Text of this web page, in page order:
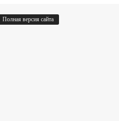
Полная версия сайта